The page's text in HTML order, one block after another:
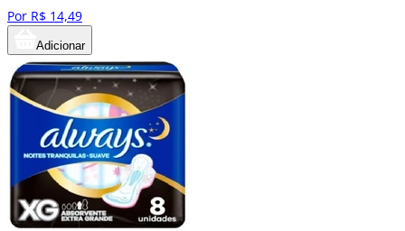
Por R$ 14,49
Adicionar